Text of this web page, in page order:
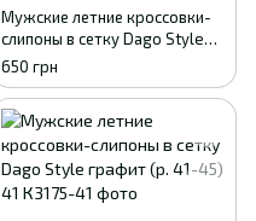
Мужские летние кроссовки-
слипоны в сетку Dago Style
хаки с фиксатором (р. 41-45)
41
650 грн